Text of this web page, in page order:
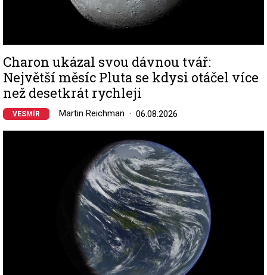
Charon ukázal svou dávnou tvář:
Největší měsíc Pluta se kdysi otáčel více
než desetkrát rychleji
VESMÍR Martin Reichman 06.08.2026